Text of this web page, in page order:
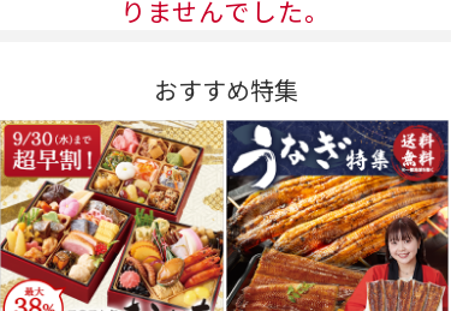
りませんでした。
おすすめ特集